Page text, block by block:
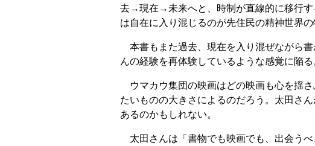
去→現在→未来へと、時制が直線的に移行す
は自在に入り混じるのが先住民の精神世界
本書もまた過去、現在を入り混ぜながら
んの経験を再体験しているような感覚に陥る
ウマカウ集団の映画はどの映画も心を揺
たいものの大きさによるのだろう。太田さ
あるのかもしれない。
太田さんは「書物でも映画でも、出会う